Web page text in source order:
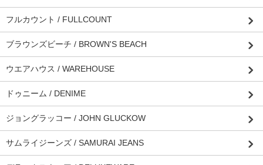
フルカウント / FULLCOUNT
ブラウンズビーチ / BROWN'S BEACH
ウエアハウス / WAREHOUSE
ドゥニーム / DENIME
ジョングラッコー / JOHN GLUCKOW
サムライジーンズ / SAMURAI JEANS